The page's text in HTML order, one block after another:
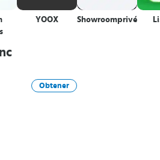
YOOX Showroomprivé
Obtener